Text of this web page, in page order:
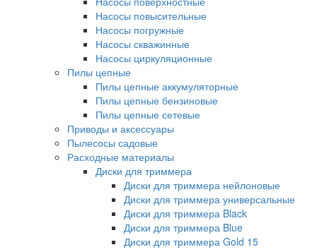
Насосы повысительные
Насосы погружные
Насосы скважинные
Насосы циркуляционные
Пилы цепные
Пилы цепные аккумуляторные
Пилы цепные бензиновые
Пилы цепные сетевые
Приводы и аксессуары
Пылесосы садовые
Расходные материалы
Диски для триммера
Диски для триммера нейлоновые
Диски для триммера универсальные
Диски для триммера Black
Диски для триммера Blue
Диски для триммера Gold 15